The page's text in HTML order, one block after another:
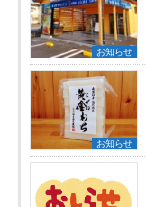
お知らせ
お知らせ